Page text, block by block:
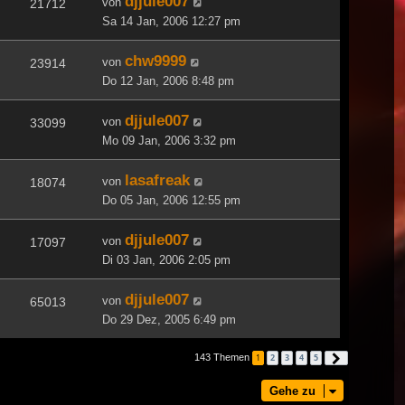
21712
Sa 14 Jan, 2006 12:27 pm
23914 von chw9999
Do 12 Jan, 2006 8:48 pm
33099 von djjule007
Mo 09 Jan, 2006 3:32 pm
18074 von lasafreak
Do 05 Jan, 2006 12:55 pm
17097 von djjule007
Di 03 Jan, 2006 2:05 pm
65013 von djjule007
Do 29 Dez, 2005 6:49 pm
143 Themen 1 2 3 4 5
Gehe zu